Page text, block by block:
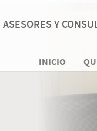
ASESORES Y
INICIO